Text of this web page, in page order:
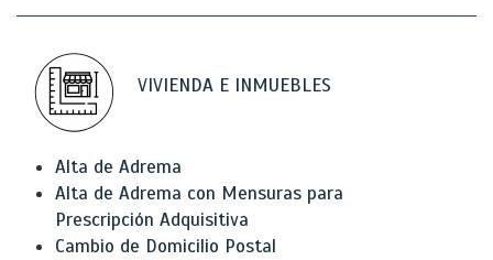
VIVIENDA E INMUEBLES
Alta de Adrema
Alta de Adrema con Mensuras para
Prescripción Adquisitiva
Cambio de Domicilio Postal